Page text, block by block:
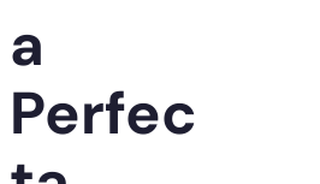
a
Perfec